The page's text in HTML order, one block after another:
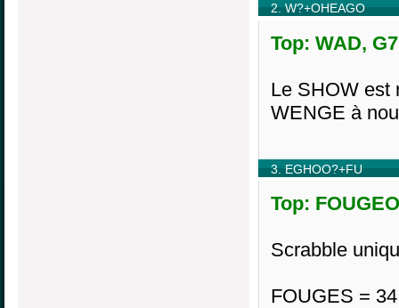
2. W?+OHEAGO
Top: WAD,
Le SHOW est
WENGE à
3. EGHOO?+FU
Top:
Scrabble
FOUGES = 34